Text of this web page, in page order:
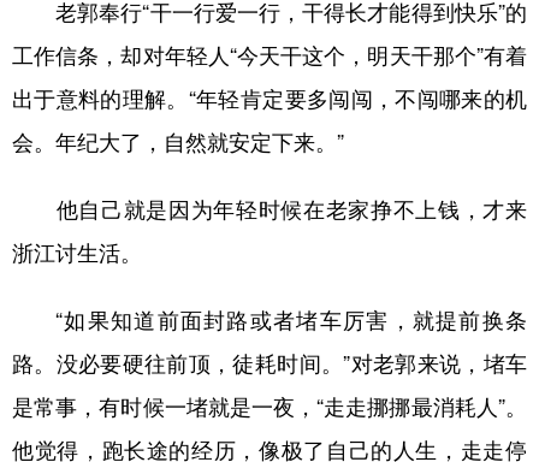
老郭奉行“干一行爱一行，干得长才能得到快乐”的
工作信条，却对年轻人“今天干这个，明天干那个”有着
出于意料的理解。“年轻肯定要多闯闯，不闯哪来的机
会。年纪大了，自然就安定下来。”
他自己就是因为年轻时候在老家挣不上钱，才来
浙江讨生活。
“如果知道前面封路或者堵车厉害，就提前换条
路。没必要硬往前顶，徒耗时间。”对老郭来说，堵车
是常事，有时候一堵就是一夜，“走走挪挪最消耗人”。
他觉得，跑长途的经历，像极了自己的人生，走走停